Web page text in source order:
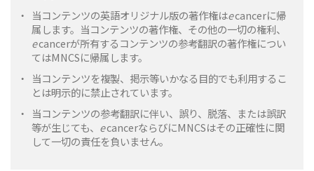
・
当コンテンツの英語オリジナル版の著作権はecancerに帰
属します。当コンテンツの著作権、その他の一切の権利、
ecancerが所有するコンテンツの参考翻訳の著作権につい
てはMNCSに帰属します。
・
当コンテンツを複製、掲示等いかなる目的でも利用するこ
とは明示的に禁止されています。
・
当コンテンツの参考翻訳に伴い、誤り、脱落、または誤訳
等が生じても、 ecancerならびにMNCSはその正確性に関
して一切の責任を負いません。